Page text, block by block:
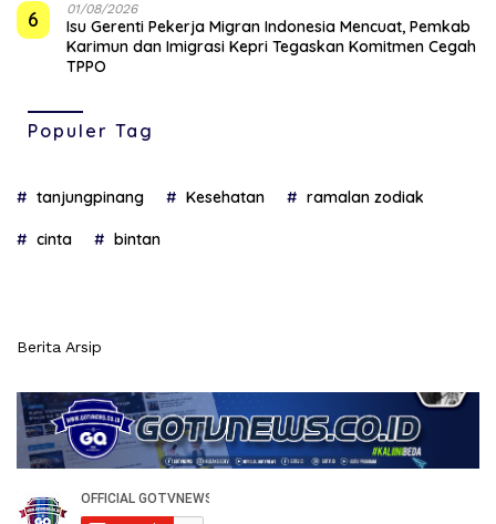
6 01/08/2026
Isu Gerenti Pekerja Migran Indonesia Mencuat, Pemkab
Karimun dan Imigrasi Kepri Tegaskan Komitmen Cegah
TPPO
Populer Tag
tanjungpinang Kesehatan ramalan zodiak
cinta bintan
Berita Arsip